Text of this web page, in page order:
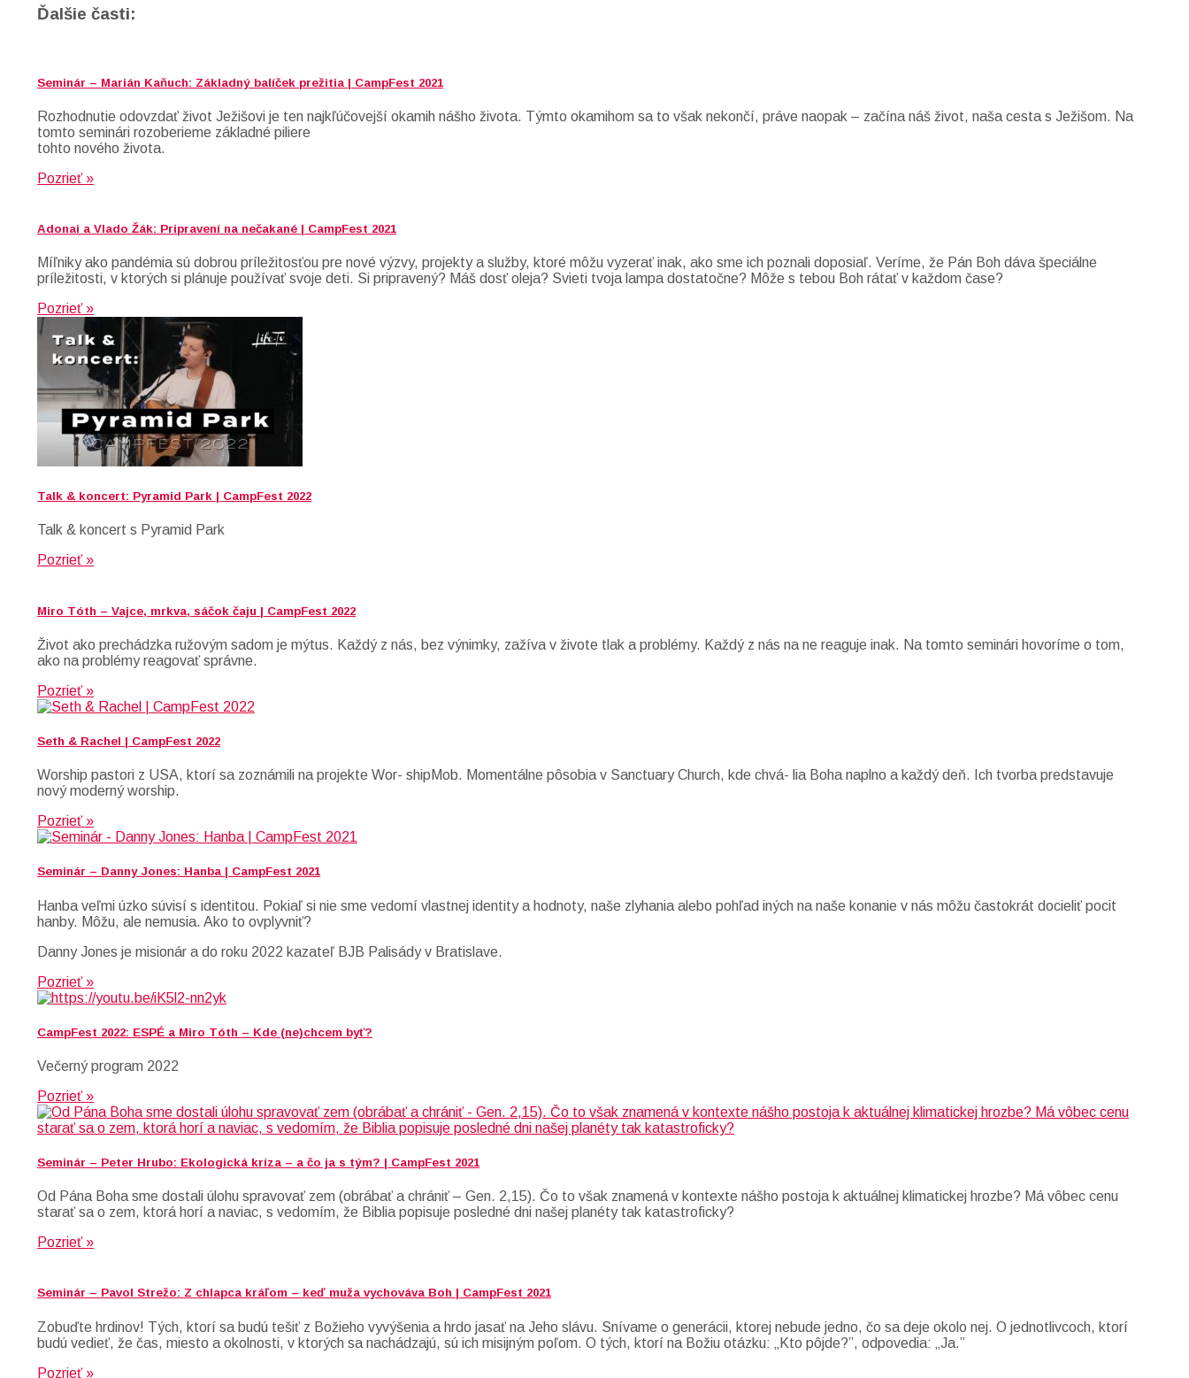
Ďalšie časti:
Seminár – Marián Kaňuch: Základný balíček prežitia | CampFest 2021
Rozhodnutie odovzdať život Ježišovi je ten najkľúčovejší okamih nášho života. Týmto okamihom sa to však nekončí, práve naopak – začína náš život, naša cesta s Ježišom. Na
tomto seminári rozoberieme základné piliere
tohto nového života.
Pozrieť »
Adonai a Vlado Žák: Pripravení na nečakané | CampFest 2021
Míľniky ako pandémia sú dobrou príležitosťou pre nové výzvy, projekty a služby, ktoré môžu vyzerať inak, ako sme ich poznali doposiaľ. Veríme, že Pán Boh dáva špeciálne
príležitosti, v ktorých si plánuje používať svoje deti. Si pripravený? Máš dosť oleja? Svieti tvoja lampa dostatočne? Môže s tebou Boh rátať v každom čase?
Pozrieť »
Talk & koncert: Pyramid Park | CampFest 2022
Talk & koncert s Pyramid Park
Pozrieť »
Miro Tóth – Vajce, mrkva, sáčok čaju | CampFest 2022
Život ako prechádzka ružovým sadom je mýtus. Každý z nás, bez výnimky, zažíva v živote tlak a problémy. Každý z nás na ne reaguje inak. Na tomto seminári hovoríme o tom,
ako na problémy reagovať správne.
Pozrieť »
Seth & Rachel | CampFest 2022
Worship pastori z USA, ktorí sa zoznámili na projekte Wor- shipMob. Momentálne pôsobia v Sanctuary Church, kde chvá- lia Boha naplno a každý deň. Ich tvorba predstavuje
nový moderný worship.
Pozrieť »
Seminár – Danny Jones: Hanba | CampFest 2021
Hanba veľmi úzko súvisí s identitou. Pokiaľ si nie sme vedomí vlastnej identity a hodnoty, naše zlyhania alebo pohľad iných na naše konanie v nás môžu častokrát docieliť pocit
hanby. Môžu, ale nemusia. Ako to ovplyvniť?
Danny Jones je misionár a do roku 2022 kazateľ BJB Palisády v Bratislave.
Pozrieť »
CampFest 2022: ESPÉ a Miro Tóth – Kde (ne)chcem byť?
Večerný program 2022
Pozrieť »
Seminár – Peter Hrubo: Ekologická kríza – a čo ja s tým? | CampFest 2021
Od Pána Boha sme dostali úlohu spravovať zem (obrábať a chrániť – Gen. 2,15). Čo to však znamená v kontexte nášho postoja k aktuálnej klimatickej hrozbe? Má vôbec cenu
starať sa o zem, ktorá horí a naviac, s vedomím, že Biblia popisuje posledné dni našej planéty tak katastroficky?
Pozrieť »
Seminár – Pavol Strežo: Z chlapca kráľom – keď muža vychováva Boh | CampFest 2021
Zobuďte hrdinov! Tých, ktorí sa budú tešiť z Božieho vyvýšenia a hrdo jasať na Jeho slávu. Snívame o generácii, ktorej nebude jedno, čo sa deje okolo nej. O jednotlivcoch, ktorí
budú vedieť, že čas, miesto a okolnosti, v ktorých sa nachádzajú, sú ich misijným poľom. O tých, ktorí na Božiu otázku: „Kto pôjde?”, odpovedia: „Ja.”
Pozrieť »